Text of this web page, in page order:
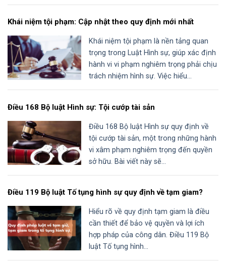
Khái niệm tội phạm: Cập nhật theo quy định mới nhất
Khái niệm tội phạm là nền tảng quan
trọng trong Luật Hình sự, giúp xác định
hành vi vi phạm nghiêm trọng phải chịu
trách nhiệm hình sự. Việc hiểu...
Điều 168 Bộ luật Hình sự: Tội cướp tài sản
Điều 168 Bộ luật Hình sự quy định về
tội cướp tài sản, một trong những hành
vi xâm phạm nghiêm trọng đến quyền
sở hữu. Bài viết này sẽ...
Điều 119 Bộ luật Tố tụng hình sự quy định về tạm giam?
Hiểu rõ về quy định tạm giam là điều
cần thiết để bảo vệ quyền và lợi ích
hợp pháp của công dân. Điều 119 Bộ
luật Tố tụng hình...